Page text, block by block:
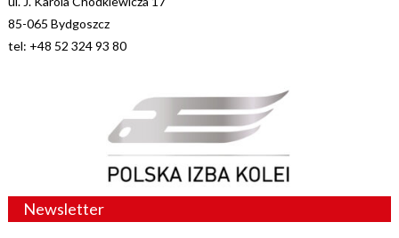
85-065 Bydgoszcz
tel: +48 52 324 93 80
Newsletter